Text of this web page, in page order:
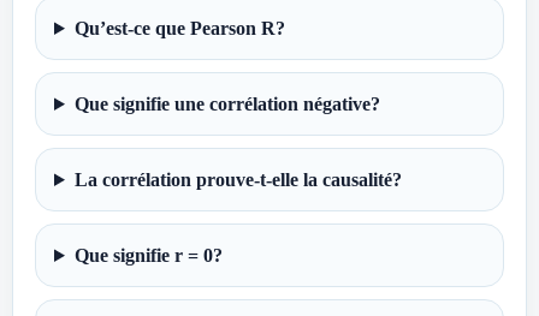
Qu’est-ce que Pearson R?
Que signifie une corrélation négative?
La corrélation prouve-t-elle la causalité?
Que signifie r = 0?